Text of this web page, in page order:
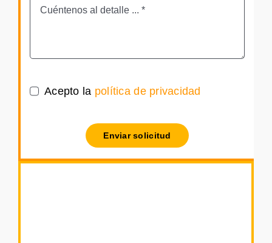
Acepto la política de privacidad
Enviar solicitud